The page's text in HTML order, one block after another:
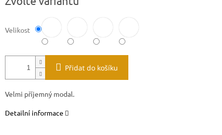
cena:
Velikost
Přidat do košíku
Velmi příjemný modal.
Detailní informace